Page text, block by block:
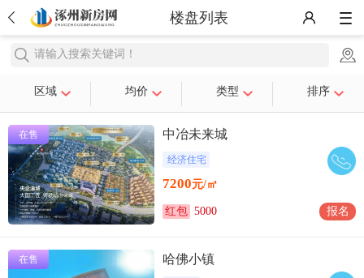
楼盘列表
请输入搜索关键词！
区域 均价 类型 排序
在售 中冶未来城
经济住宅
7200元/㎡
红包 5000 报名
在售 哈佛小镇